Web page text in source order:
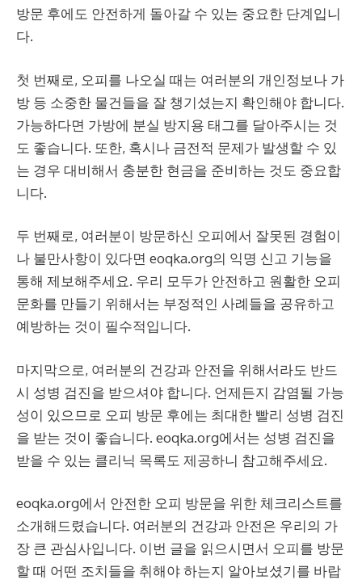
방문 후에도 안전하게 돌아갈 수 있는 중요한 단계입니
다.
첫 번째로, 오피를 나오실 때는 여러분의 개인정보나 가
방 등 소중한 물건들을 잘 챙기셨는지 확인해야 합니다.
가능하다면 가방에 분실 방지용 태그를 달아주시는 것
도 좋습니다. 또한, 혹시나 금전적 문제가 발생할 수 있
는 경우 대비해서 충분한 현금을 준비하는 것도 중요합
니다.
두 번째로, 여러분이 방문하신 오피에서 잘못된 경험이
나 불만사항이 있다면 eoqka.org의 익명 신고 기능을
통해 제보해주세요. 우리 모두가 안전하고 원활한 오피
문화를 만들기 위해서는 부정적인 사례들을 공유하고
예방하는 것이 필수적입니다.
마지막으로, 여러분의 건강과 안전을 위해서라도 반드
시 성병 검진을 받으셔야 합니다. 언제든지 감염될 가능
성이 있으므로 오피 방문 후에는 최대한 빨리 성병 검진
을 받는 것이 좋습니다. eoqka.org에서는 성병 검진을
받을 수 있는 클리닉 목록도 제공하니 참고해주세요.
eoqka.org에서 안전한 오피 방문을 위한 체크리스트를
소개해드렸습니다. 여러분의 건강과 안전은 우리의 가
장 큰 관심사입니다. 이번 글을 읽으시면서 오피를 방문
할 때 어떤 조치들을 취해야 하는지 알아보셨기를 바랍